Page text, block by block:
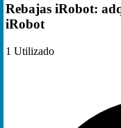
Rebajas iRobot:
iRobot
1 Utilizado